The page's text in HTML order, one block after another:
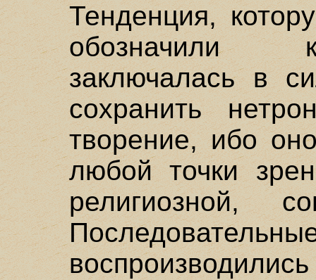
Тенденция,
обозначили
заключалась в
сохранить
творение, ибо
любой точки
религиозной,